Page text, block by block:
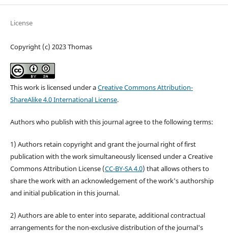
License
Copyright (c) 2023 Thomas
This work is licensed under aCreative Commons Attribution-
ShareAlike 4.0 International License.
Authors who publish with this journal agree to the following terms:
1) Authors retain copyright and grant the journal right of first
publication with the work simultaneously licensed under a Creative
Commons Attribution License (CC-BY-SA 4.0) that allows others to
share the work with an acknowledgement of the work's authorship
and initial publication in this journal.
2) Authors are able to enter into separate, additional contractual
arrangements for the non-exclusive distribution of the journal's